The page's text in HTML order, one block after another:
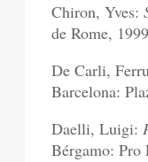
Chiron, Yves:
de Rome,
De Carli,
Barcelona:
Daelli, Luigi:
Bérgamo: Pro